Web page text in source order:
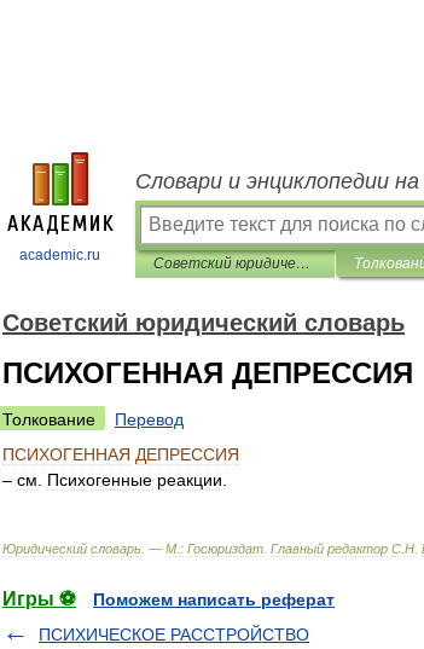
academic.ru
Словари и энциклопедии
Советский юридический словарь
Советский юридический словарь
ПСИХОГЕННАЯ ДЕПРЕССИЯ
Толкование
Перевод
ПСИХОГЕННАЯ ДЕПРЕССИЯ
– см Психогенные реакции
Юридический словарь . — М : Госюриздат Главный редактор С Н
Игры ⚽
Поможем написать реферат
ПСИХИЧЕСКОЕ РАССТРОЙСТВО